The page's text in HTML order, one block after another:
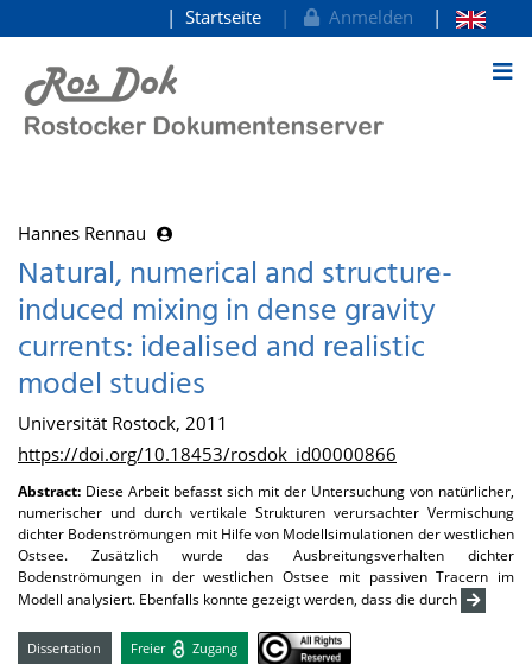
zum Inhalt
Startseite Anmelden
Hannes Rennau
Natural, numerical and structure-
induced mixing in dense gravity
currents: idealised and realistic
model studies
Universität Rostock, 2011
https://doi.org/10.18453/rosdok_id00000866
Abstract: Diese Arbeit befasst sich mit der Untersuchung von natürlicher,
numerischer und durch vertikale Strukturen verursachter Vermischung
dichter Bodenströmungen mit Hilfe von Modellsimulationen der westlichen
Ostsee. Zusätzlich wurde das Ausbreitungsverhalten dichter
Bodenströmungen in der westlichen Ostsee mit passiven Tracern im
Modell analysiert. Ebenfalls konnte gezeigt werden, dass die durch
Dissertation Freier Zugang